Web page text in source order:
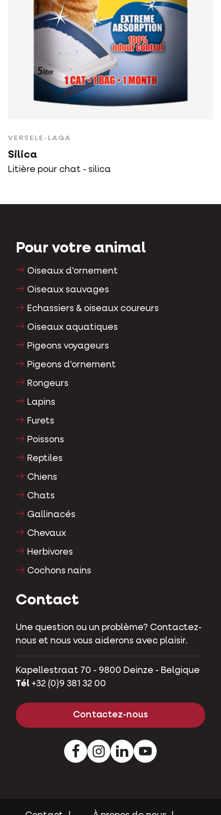
VERSELE-LAGA
Silica
Litière pour chat - silica
Pour votre animal
Oiseaux d'ornement
Oiseaux sauvages
Echassiers & oiseaux coureurs
Oiseaux aquatiques
Pigeons voyageurs
Pigeons d'ornement
Rongeurs
Lapins
Furets
Poissons
Reptiles
Chiens
Chats
Gallinacés
Chevaux
Herbivores
Cochons nains
Contact
Une question ou un problème? Contactez-
nous et nous vous aiderons avec plaisir.
Kapellestraat 70 - 9800 Deinze - Belgique
Tél +32 (0)9 381 32 00
Contactez-nous
FacebookInstagramLinkedInYoutube